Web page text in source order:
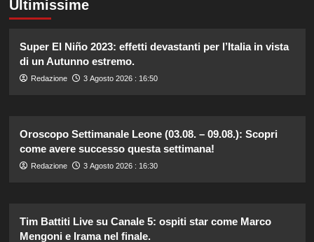
Ultimissime
Super El Niño 2023: effetti devastanti per l’Italia in vista
di un Autunno estremo.
Redazione 3 Agosto 2026 : 16:50
Oroscopo Settimanale Leone (03.08. – 09.08.): Scopri
come avere successo questa settimana!
Redazione 3 Agosto 2026 : 16:30
Tim Battiti Live su Canale 5: ospiti star come Marco
Mengoni e Irama nel finale.